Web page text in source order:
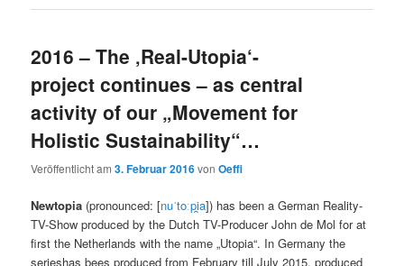
2016 – The ‚Real-Utopia‘-
project continues – as central
activity of our „Movement for
Holistic Sustainability“…
Veröffentlicht am3. Februar 2016vonOeffi
Newtopia (pronounced: [nuˈtoːpi̯a]) has been a German Reality-
TV-Show produced by the Dutch TV-Producer John de Mol for at
first the Netherlands with the name „Utopia“. In Germany the
serieshas bees produced from February till July 2015, produced